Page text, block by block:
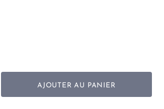
AJOUTER AU PANIER